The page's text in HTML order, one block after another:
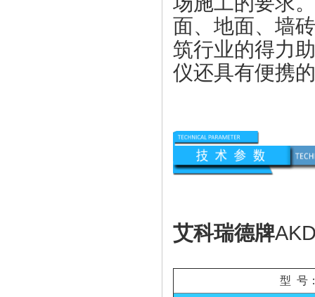
面、地面、墙
筑行业的得力
仪还具有便携
艾科瑞德牌
型 号